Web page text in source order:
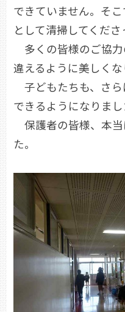
できていません。そ
として清掃してくださ
多くの皆様のご協
違えるように美しくな
子どもたちも、さら
できるようになりまし
保護者の皆様、本
た。